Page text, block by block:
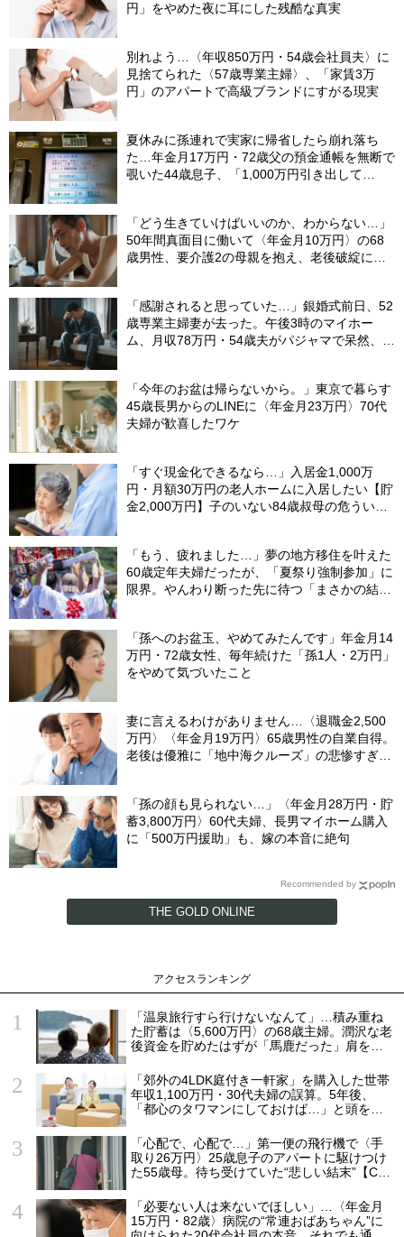
円」をやめた夜に耳にした残酷な真実
別れよう…〈年収850万円・54歳会社員夫〉に
見捨てられた〈57歳専業主婦〉、「家賃3万
円」のアパートで高級ブランドにすがる現実
夏休みに孫連れで実家に帰省したら崩れ落ち
た…年金月17万円・72歳父の預金通帳を無断で
覗いた44歳息子、「1,000万円引き出して
「どう生きていけばいいのか、わからない…」
50年間真面目に働いて〈年金月10万円〉の68
歳男性、要介護2の母親を抱え、老後破綻に怯
「感謝されると思っていた…」銀婚式前日、52
歳専業主婦妻が去った。午後3時のマイホー
ム、月収78万円・54歳夫がパジャマで呆然、カ
「今年のお盆は帰らないから。」東京で暮らす
45歳長男からのLINEに〈年金月23万円〉70代
夫婦が歓喜したワケ
「すぐ現金化できるなら…」入居金1,000万
円・月額30万円の老人ホームに入居したい【貯
金2,000万円】子のいない84歳叔母の危うい決
「もう、疲れました…」夢の地方移住を叶えた
60歳定年夫婦だったが、「夏祭り強制参加」に
限界。やんわり断った先に待つ「まさかの結
「孫へのお盆玉、やめてみたんです」年金月14
万円・72歳女性、毎年続けた「孫1人・2万円」
をやめて気づいたこと
妻に言えるわけがありません…〈退職金2,500
万円〉〈年金月19万円〉65歳男性の自業自得。
老後は優雅に「地中海クルーズ」の悲惨すぎる
「孫の顔も見られない…」〈年金月28万円・貯
蓄3,800万円〉60代夫婦、長男マイホーム購入
に「500万円援助」も、嫁の本音に絶句
Recommended by
THE GOLD ONLINE
アクセスランキング
「温泉旅行すら行けないなんて」…積み重ね
た貯蓄は〈5,600万円〉の68歳主婦。潤沢な老
後資金を貯めたはずが「馬鹿だった」肩を落
「郊外の4LDK庭付き一軒家」を購入した世帯
年収1,100万円・30代夫婦の誤算。5年後、
「都心のタワマンにしておけば…」と頭を抱
「心配で、心配で…」第一便の飛行機で〈手
取り26万円〉25歳息子のアパートに駆けつけ
た55歳母。待ち受けていた“悲しい結末”【CFP
「必要ない人は来ないでほしい」…〈年金月
15万円・82歳〉病院の“常連おばあちゃん”に